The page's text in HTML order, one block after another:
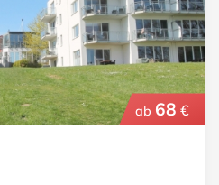
ab 68 €